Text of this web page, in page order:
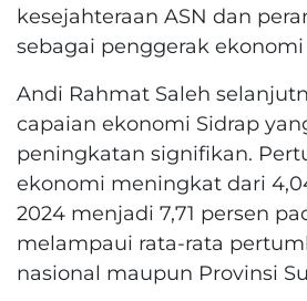
kesejahteraan ASN dan
sebagai penggerak ekonomi
Andi Rahmat Saleh
capaian ekonomi Sidrap
peningkatan signifikan.
ekonomi meningkat dari
2024 menjadi 7,71 persen
melampaui rata-rata
nasional maupun Provinsi